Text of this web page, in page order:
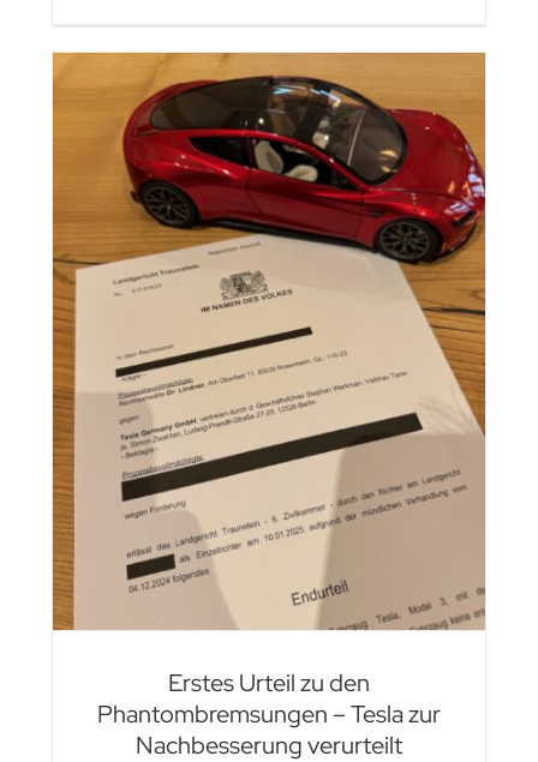
Erstes Urteil zu den
Phantombremsungen – Tesla zur
Nachbesserung verurteilt